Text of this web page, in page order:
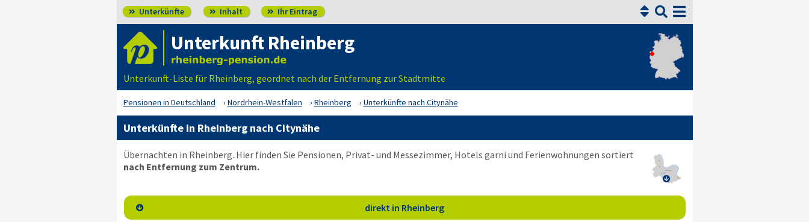
 Unterkünfte  Inhalt  Ihr Eintrag 

Unterkunft Rheinberg
Unterkunft-Liste für Rheinberg, geordnet nach der Entfernung zur Stadtmitte
Pensionen in Deutschland Nordrhein-Westfalen Rheinberg Unterkünfte nach Citynähe
Unterkünfte in Rheinberg nach Citynähe

Übernachten in Rheinberg. Hier finden Sie Pensionen, Privat- und Messezimmer, Hotels garni und Ferienwohnungen sortiert
nach Entfernung zum Zentrum.
 direkt in Rheinberg